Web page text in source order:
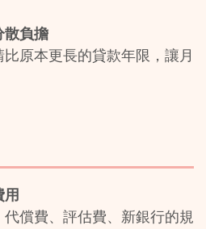
散負擔
原本更長的貸款年限，讓月
償費、評估費、新銀行的規